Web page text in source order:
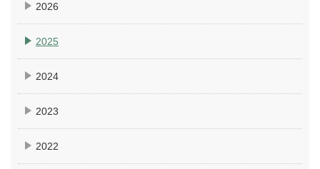
2026
2025
2024
2023
2022